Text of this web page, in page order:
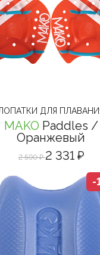
ДЛЯ
MAKO Paddles /
Оранжевый
2 590 ₽2 331 ₽
-